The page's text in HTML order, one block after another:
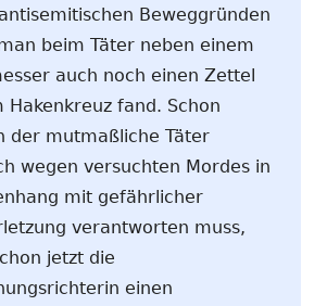
Beweggründen
beim Täter neben einem
auch noch einen Zettel
Hakenkreuz fand. Schon
der mutmaßliche Täter
wegen versuchten Mordes in
mit gefährlicher
verantworten muss,
jetzt die
einen